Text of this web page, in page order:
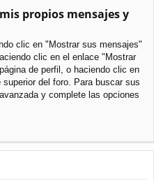
propios mensajes y
clic en "Mostrar sus mensajes"
clic en el enlace "Mostrar
de perfil, o haciendo clic en
del foro. Para buscar sus
y complete las opciones